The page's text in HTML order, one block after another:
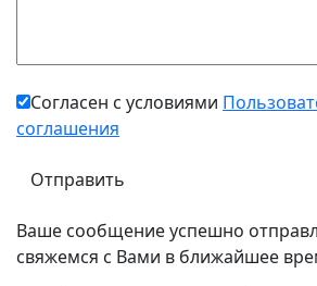
Согласен с условиями
соглашения
Ваше сообщение успешно
свяжемся с Вами в ближайшее